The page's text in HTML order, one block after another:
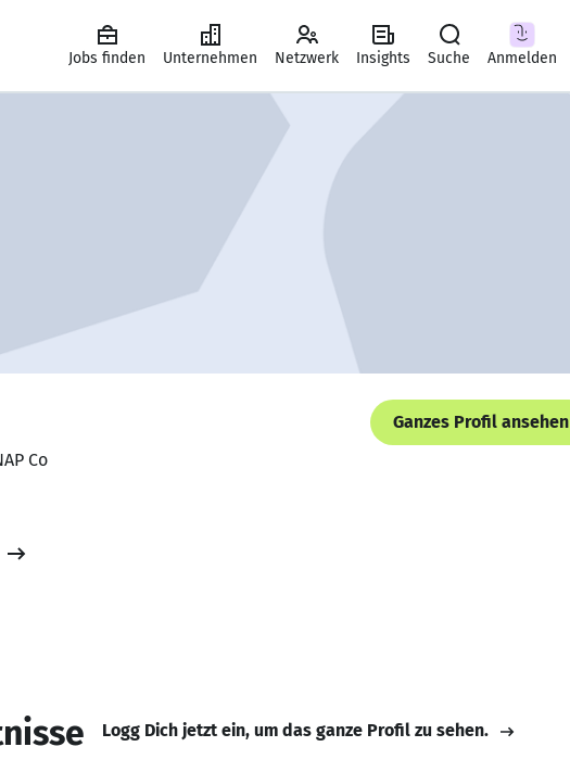
Jobs finden Unternehmen Netzwerk Insights Suche Anmelden
Ganzes Profil ansehen
Co
Logg Dich jetzt ein, um das ganze Profil zu sehen.